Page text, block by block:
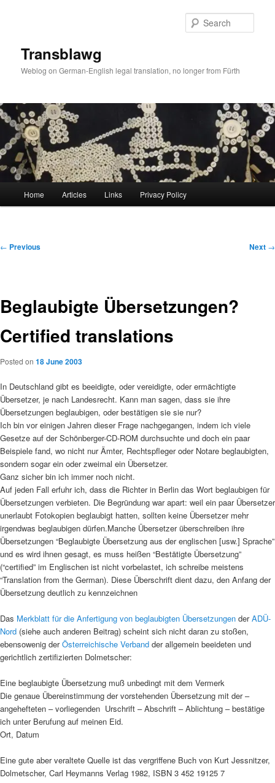
Transblawg
Weblog on German-English legal translation, no longer from Fürth
Home Articles Links Privacy Policy
Post
← Previous Next →
Beglaubigte Übersetzungen?
Certified translations
Posted on 18 June 2003
In Deutschland gibt es beeidigte, oder vereidigte, oder ermächtigte
Übersetzer, je nach Landesrecht. Kann man sagen, dass sie ihre
Übersetzungen beglaubigen, oder bestätigen sie sie nur?
Ich bin vor einigen Jahren dieser Frage nachgegangen, indem ich viele
Gesetze auf der Schönberger-CD-ROM durchsuchte und doch ein paar
Beispiele fand, wo nicht nur Ämter, Rechtspfleger oder Notare beglaubigten,
sondern sogar ein oder zweimal ein Übersetzer.
Ganz sicher bin ich immer noch nicht.
Auf jeden Fall erfuhr ich, dass die Richter in Berlin das Wort beglaubigen für
Übersetzungen verbieten. Die Begründung war apart: weil ein paar Übersetzer
unerlaubt Fotokopien beglaubigt hatten, sollten keine Übersetzer mehr
irgendwas beglaubigen dürfen.Manche Übersetzer überschreiben ihre
Übersetzungen “Beglaubigte Übersetzung aus der englischen [usw.] Sprache”
und es wird ihnen gesagt, es muss heißen “Bestätigte Übersetzung”
(“certified” im Englischen ist nicht vorbelastet, ich schreibe meistens
“Translation from the German). Diese Überschrift dient dazu, den Anfang der
Übersetzung deutlich zu kennzeichnen
Das Merkblatt für die Anfertigung von beglaubigten Übersetzungen derADÜ-
Nord (siehe auch anderen Beitrag) scheint sich nicht daran zu stoßen,
ebensowenig derÖsterreichische Verband der allgemein beeideten und
gerichtlich zertifizierten Dolmetscher:
Eine beglaubigte Übersetzung muß unbedingt mit dem Vermerk
Die genaue Übereinstimmung der vorstehenden Übersetzung mit der –
angehefteten – vorliegenden  Urschrift – Abschrift – Ablichtung – bestätige
ich unter Berufung auf meinen Eid.
Ort, Datum
Eine gute aber veraltete Quelle ist das vergriffene Buch von Kurt Jessnitzer,
Dolmetscher, Carl Heymanns Verlag 1982, ISBN 3 452 19125 7